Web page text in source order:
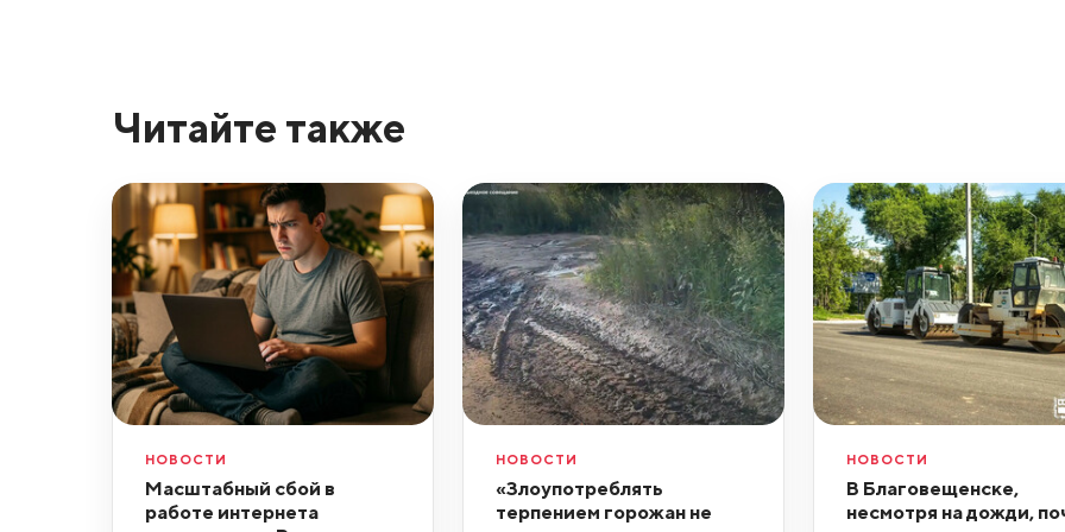
Читайте также
НОВОСТИ
Масштабный сбой в
работе интернета
НОВОСТИ
«Злоупотреблять
терпением горожан не
НОВОСТИ
В Благовещенске,
несмотря на дожди,